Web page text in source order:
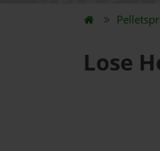
Lose